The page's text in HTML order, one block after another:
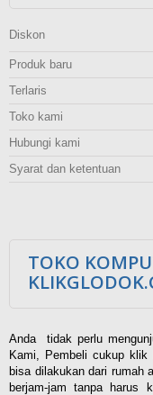
Diskon
Produk baru
Terlaris
Toko kami
Hubungi kami
Syarat dan ketentuan
TOKO
Anda tidak perlu
Kami, Pembeli cukup
bisa dilakukan dari rumah
berjam-jam tanpa harus